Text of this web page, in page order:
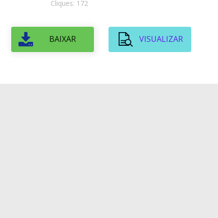
Cliques: 172
BAIXAR VISUALIZAR